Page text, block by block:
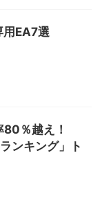
EA7選
％越え！
ンキング」ト